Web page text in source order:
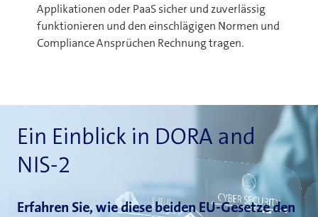
Applikationen oder PaaS sicher und zuverlässig
funktionieren und den einschlägigen Normen und
Compliance Ansprüchen Rechnung tragen.
Ein Einblick in DORA and
NIS-2
Erfahren Sie, wie diese beiden EU-Gesetze den